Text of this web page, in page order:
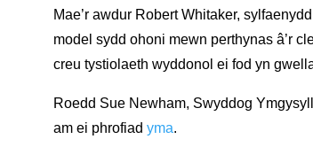
Mae’r awdur Robert Whitaker,
model sydd ohoni mewn perthynas â’r
creu tystiolaeth wyddonol ei fod yn
Roedd Sue Newham, Swyddog
am ei phrofiad yma.